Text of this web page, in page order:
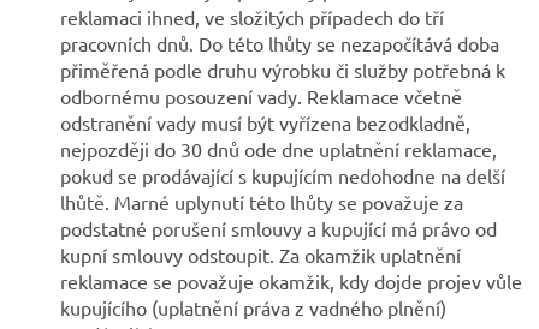
reklamaci ihned, ve složitých případech do tří
pracovních dnů. Do této lhůty se nezapočítává doba
přiměřená podle druhu výrobku či služby potřebná k
odbornému posouzení vady. Reklamace včetně
odstranění vady musí být vyřízena bezodkladně,
nejpozději do 30 dnů ode dne uplatnění reklamace,
pokud se prodávající s kupujícím nedohodne na delší
lhůtě. Marné uplynutí této lhůty se považuje za
podstatné porušení smlouvy a kupující má právo od
kupní smlouvy odstoupit. Za okamžik uplatnění
reklamace se považuje okamžik, kdy dojde projev vůle
kupujícího (uplatnění práva z vadného plnění)